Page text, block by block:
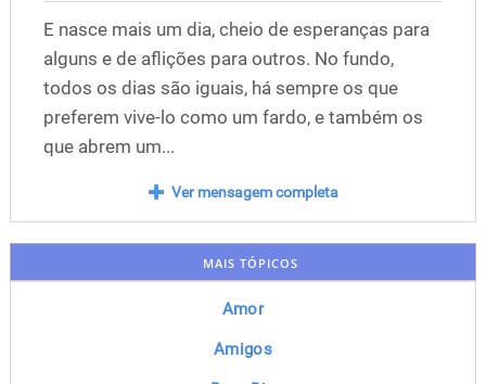
E nasce mais um dia, cheio de esperanças para
alguns e de aflições para outros. No fundo,
todos os dias são iguais, há sempre os que
preferem vive-lo como um fardo, e também os
que abrem um...
Ver mensagem completa
MAIS TÓPICOS
Amor
Amigos